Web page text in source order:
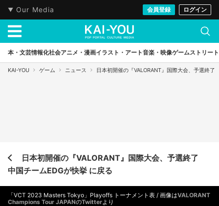
Our Media 会員登録 ログイン
本・文芸情報化社会アニメ・漫画イラスト・アート音楽・映像ゲームストリート
KAI-YOU ゲーム ニュース 日本初開催の『VALORANT』国際大会、予選終
日本初開催の『VALORANT』国際大会、予選終了
中国チームEDGが快挙 に戻る
「VCT 2023 Masters Tokyo」Playoffs トーナメント表 / 画像はVALORANT
Champions Tour JAPANのTwitterより